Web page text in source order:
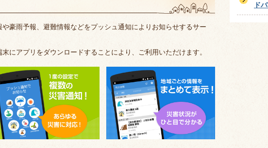
豪雨予報、避難情報などをプッシュ通知によりお知らせするサー
にアプリをダウンロードすることにより、ご利用いただけます。
ド